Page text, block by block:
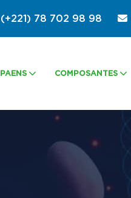
(+221) 78 702 98 98
PAENS COMPOSANTES